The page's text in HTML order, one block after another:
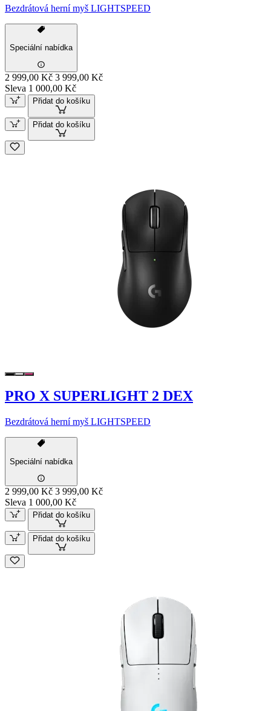
Bezdrátová herní myš LIGHTSPEED
Speciální nabídka
2 999,00 Kč 3 999,00 Kč
Sleva 1 000,00 Kč
Přidat do košíku
Přidat do košíku
PRO X SUPERLIGHT 2 DEX
Bezdrátová herní myš LIGHTSPEED
Speciální nabídka
2 999,00 Kč 3 999,00 Kč
Sleva 1 000,00 Kč
Přidat do košíku
Přidat do košíku